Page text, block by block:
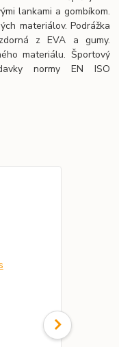
lankami a gombíkom.
materiálov. Podrážka
z EVA a gumy.
materiálu. Športový
normy EN ISO